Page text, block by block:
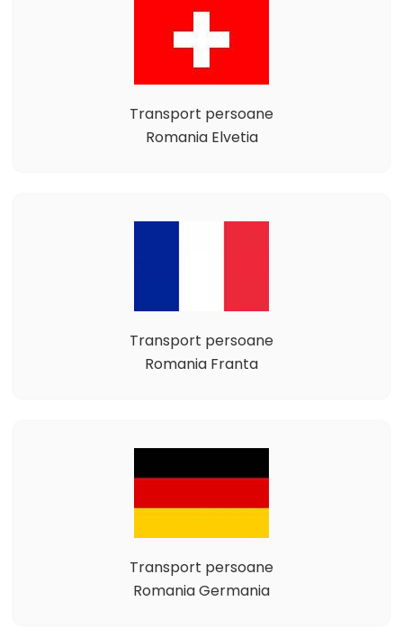
Transport persoane
Romania Elvetia
Transport persoane
Romania Franta
Transport persoane
Romania Germania